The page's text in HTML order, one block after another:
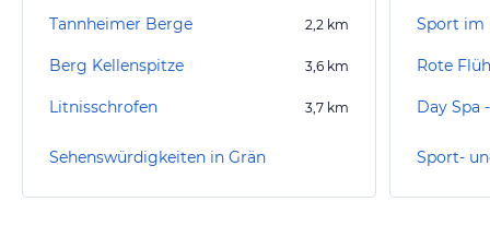
Tannheimer Berge 2,2 km
Berg Kellenspitze 3,6 km
Litnisschrofen 3,7 km
Sehenswürdigkeiten in Grän
Sport im
Rote Flüh
Sport-